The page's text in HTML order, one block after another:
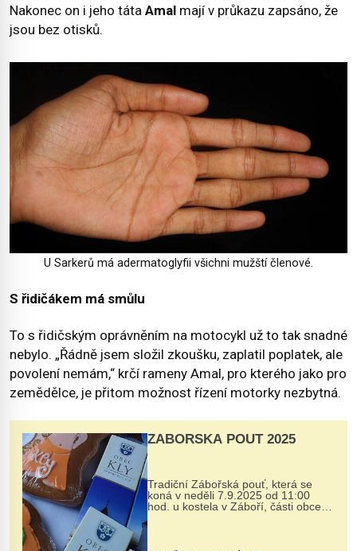
Nakonec on i jeho táta Amal mají v průkazu zapsáno, že
jsou bez otisků.
U Sarkerů má adermatoglyfii všichni mužští členové.
S řidičákem má smůlu
To s řidičským oprávněním na motocykl už to tak snadné
nebylo. „Řádně jsem složil zkoušku, zaplatil poplatek, ale
povolení nemám,“ krčí rameny Amal, pro kterého jako pro
zemědělce, je přitom možnost řízení motorky nezbytná.
ZÁBOŘSKÁ POUŤ 2025
Tradiční Zábořská pouť, která se
koná v neděli 7.9.2025 od 11:00
hod. u kostela v Záboří, části obce
Kly u Mělníka. V programu naleznete
komentovanou prohlídku kostela,